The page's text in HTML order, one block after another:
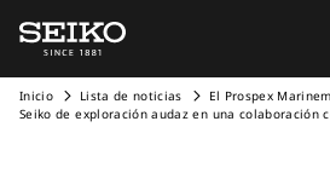
Inicio Lista de noticias
El Prospex
Seiko de exploración audaz en una colaboración